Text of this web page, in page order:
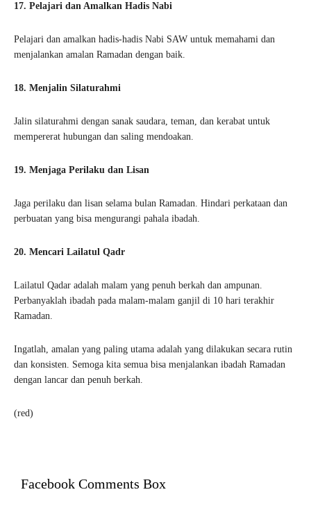
17. Pelajari dan Amalkan Hadis Nabi
Pelajari dan amalkan hadis-hadis Nabi SAW untuk memahami dan
menjalankan amalan Ramadan dengan baik.
18. Menjalin Silaturahmi
Jalin silaturahmi dengan sanak saudara, teman, dan kerabat untuk
mempererat hubungan dan saling mendoakan.
19. Menjaga Perilaku dan Lisan
Jaga perilaku dan lisan selama bulan Ramadan. Hindari perkataan dan
perbuatan yang bisa mengurangi pahala ibadah.
20. Mencari Lailatul Qadr
Lailatul Qadar adalah malam yang penuh berkah dan ampunan.
Perbanyaklah ibadah pada malam-malam ganjil di 10 hari terakhir
Ramadan.
Ingatlah, amalan yang paling utama adalah yang dilakukan secara rutin
dan konsisten. Semoga kita semua bisa menjalankan ibadah Ramadan
dengan lancar dan penuh berkah.
(red)
Facebook Comments Box